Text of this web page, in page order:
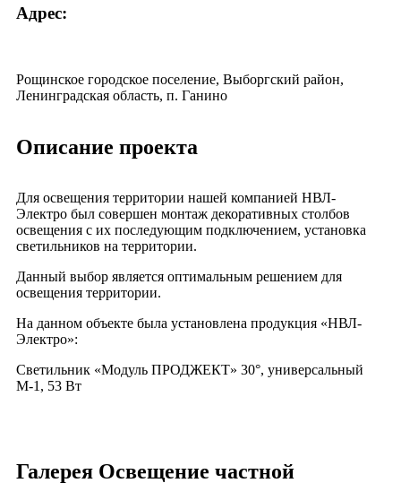
Адрес:
Рощинское городское поселение, Выборгский район,
Ленинградская область, п. Ганино
Описание проекта
Для освещения территории нашей компанией НВЛ-
Электро был совершен монтаж декоративных столбов
освещения с их последующим подключением, установка
светильников на территории.
Данный выбор является оптимальным решением для
освещения территории.
На данном объекте была установлена продукция «НВЛ-
Электро»:
Светильник «Модуль ПРОДЖЕКТ» 30°, универсальный
М-1, 53 Вт
Галерея Освещение частной